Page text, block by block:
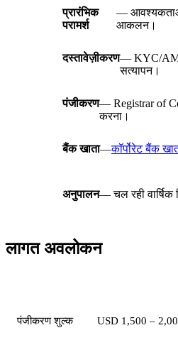
प्रारंभिक
परामर्श
—
आकलन।
दस्तावेज़ीकरण— KYC/
सत्यापन।
पंजीकरण— Registrar of
करना।
बैंक खाता—कॉर्पोरेट बैंक
अनुपालन— चल रही वार्षिक
लागत अवलोकन
पंजीकरण शुल्क USD 1,500 –